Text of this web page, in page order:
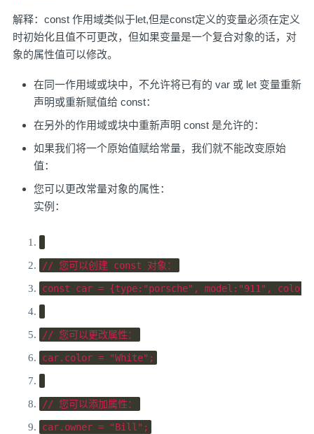
解释：const 作用域类似于let,但是const定义的变量必须在定义
时初始化且值不可更改，但如果变量是一个复合对象的话，对
象的属性值可以修改。
在同一作用域或块中，不允许将已有的 var 或 let 变量重新
声明或重新赋值给 const：
在另外的作用域或块中重新声明 const 是允许的：
如果我们将一个原始值赋给常量，我们就不能改变原始
值：
您可以更改常量对象的属性：
实例：
// 您可以创建 const 对象：
const car = {type: "porsche" , model : "911" , color
// 您可以更改属性：
car. color = "White" ;
// 您可以添加属性：
car. owner = "Bill" ;